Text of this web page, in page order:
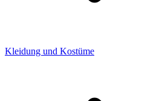
Kleidung und Kostüme